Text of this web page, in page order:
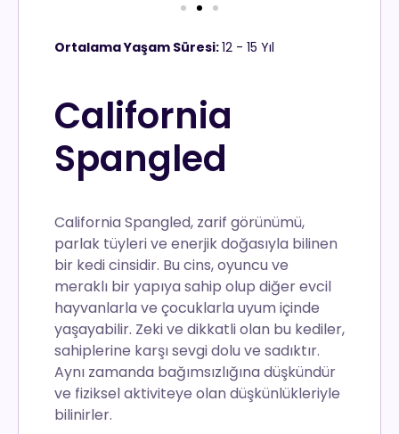
Ortalama Yaşam Süresi:12 - 15 Yıl
California
Spangled
California Spangled, zarif görünümü,
parlak tüyleri ve enerjik doğasıyla bilinen
bir kedi cinsidir. Bu cins, oyuncu ve
meraklı bir yapıya sahip olup diğer evcil
hayvanlarla ve çocuklarla uyum içinde
yaşayabilir. Zeki ve dikkatli olan bu kediler,
sahiplerine karşı sevgi dolu ve sadıktır.
Aynı zamanda bağımsızlığına düşkündür
ve fiziksel aktiviteye olan düşkünlükleriyle
bilinirler.